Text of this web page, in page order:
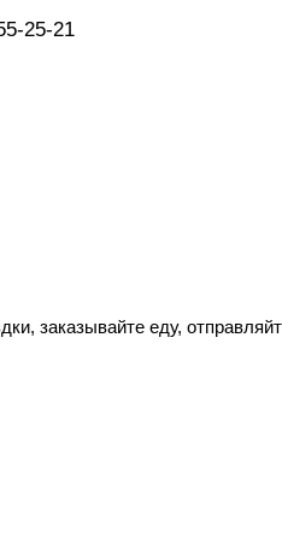
25-21
заказывайте еду,